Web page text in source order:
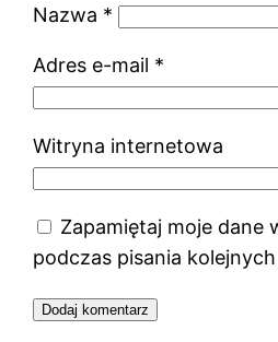
Nazwa *
Adres e-mail *
Witryna internetowa
Zapamiętaj moje dane
podczas pisania